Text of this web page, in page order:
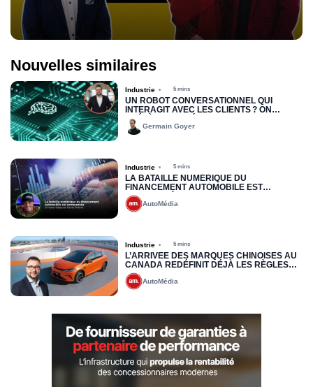
Nouvelles similaires
Industrie 5 mins
UN ROBOT CONVERSATIONNEL QUI
INTERAGIT AVEC LES CLIENTS ? ON
PRÉFÈRE LES VÉRITABLES HUMAINS QUI
PARLENT AUX HUMAINS
Germain Goyer
Industrie 5 mins
LA BATAILLE NUMÉRIQUE DU
FINANCEMENT AUTOMOBILE EST
COMMENCÉE
AutoMédia
Industrie 5 mins
L’ARRIVÉE DES MARQUES CHINOISES AU
CANADA REDÉFINIT DÉJÀ LES RÈGLES
DU JEU : VERS UNE NOUVELLE LOGIQUE
DE PRÉQUALIFICATION
AutoMédia